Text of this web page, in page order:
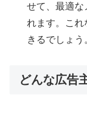
せて、最適な
れます。こ
きるでしょう
どんな広告